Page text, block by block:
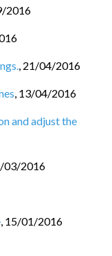
2016
, 21/04/2016
, 13/04/2016
and adjust the
03/2016
, 15/01/2016